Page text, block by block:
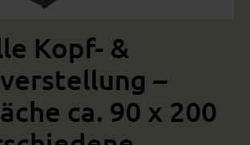
Kopf- &
–
ca. 90 x 200